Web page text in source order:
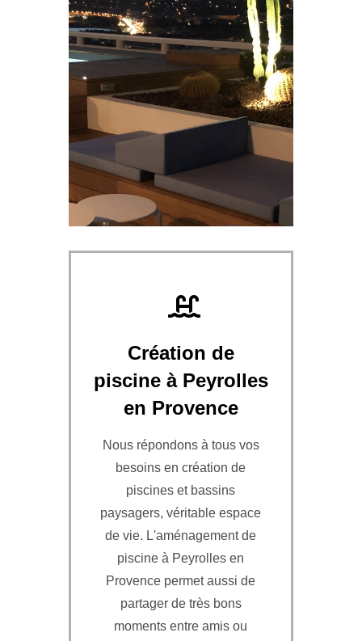
Création de
piscine à Peyrolles
en Provence
Nous répondons à tous vos
besoins en création de
piscines et bassins
paysagers, véritable espace
de vie. L'aménagement de
piscine à Peyrolles en
Provence permet aussi de
partager de très bons
moments entre amis ou